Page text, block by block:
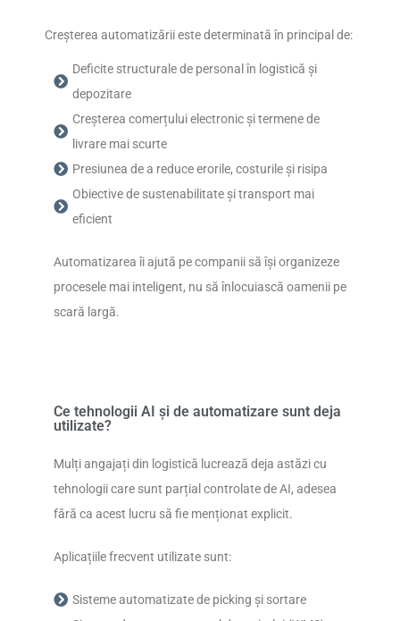
Creșterea automatizării este determinată în principal de:
Deficite structurale de personal în logistică și
depozitare
Creșterea comerțului electronic și termene de
livrare mai scurte
Presiunea de a reduce erorile, costurile și risipa
Obiective de sustenabilitate și transport mai
eficient
Automatizarea îi ajută pe companii să își organizeze
procesele mai inteligent, nu să înlocuiască oamenii pe
scară largă.
Ce tehnologii AI și de automatizare sunt deja
utilizate?
Mulți angajați din logistică lucrează deja astăzi cu
tehnologii care sunt parțial controlate de AI, adesea
fără ca acest lucru să fie menționat explicit.
Aplicațiile frecvent utilizate sunt:
Sisteme automatizate de picking și sortare